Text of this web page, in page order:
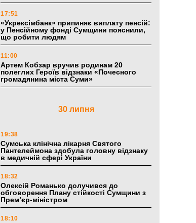
17:51
«Укрексімбанк» припиняє виплату пенсій:
у Пенсійному фонді Сумщини пояснили,
що робити людям
11:00
Артем Кобзар вручив родинам 20
полеглих Героїв відзнаки «Почесного
громадянина міста Суми»
30 липня
19:38
Сумська клінічна лікарня Святого
Пантелеймона здобула головну відзнаку
в медичній сфері України
18:32
Олексій Романько долучився до
обговорення Плану стійкості Сумщини з
Прем’єр-міністром
18:10